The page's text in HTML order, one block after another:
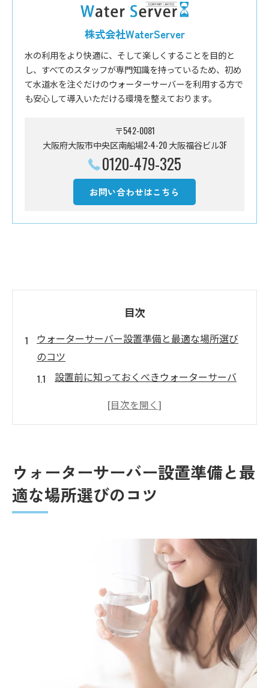
株式会社WaterServer
水の利用をより快適に、そして楽しくすることを目的と
し、すべてのスタッフが専門知識を持っているため、初め
て水道水を注ぐだけのウォーターサーバーを利用する方で
も安心して導入いただける環境を整えております。
〒542-0081
大阪府大阪市中央区南船場2-4-20 大阪福谷ビル3F
0120-479-325
お問い合わせはこちら
目次
ウォーターサーバー設置準備と最適な場所選び
のコツ
設置前に知っておくべきウォーターサーバ
キッチンやリビングに最適なウォーターサ
の確保方法
ウォーターサーバーが映えるインテリアと
ウォーターサーバー設置の基礎ステップ
水ボトルの正しいセット方法
電源投入と初回使用の流れ
初めてのウォーターサーバー操作ガイド
設置完了後のチェックリスト
ウォーターサーバー設置で生活をより快適にす
ウォーターサーバー設置準備と最
適な場所選びのコツ